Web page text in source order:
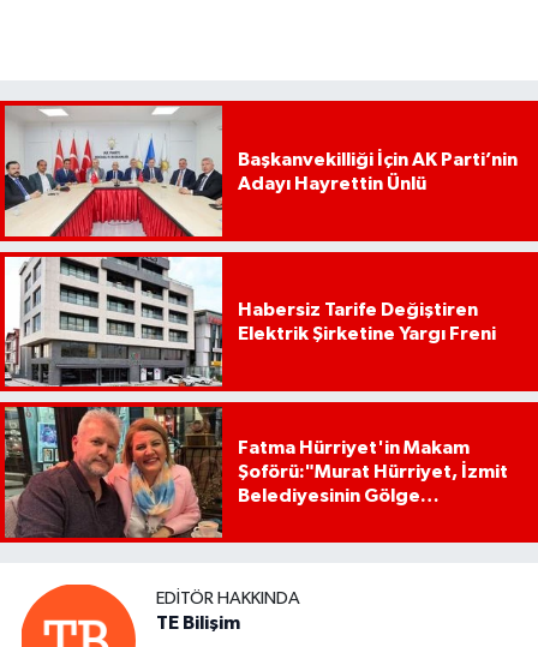
Başkanvekilliği İçin AK Parti’nin
Adayı Hayrettin Ünlü
Habersiz Tarife Değiştiren
Elektrik Şirketine Yargı Freni
Fatma Hürriyet'in Makam
Şoförü:"Murat Hürriyet, İzmit
Belediyesinin Gölge
EDITÖR HAKKINDA
TE Bilişim